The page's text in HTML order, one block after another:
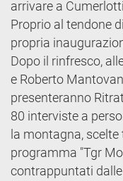
arrivare a
Proprio al tendone
propria
Dopo il rinfresco,
e Roberto
presenteranno
80 interviste a
la montagna,
programma "Tgr
contrappuntati